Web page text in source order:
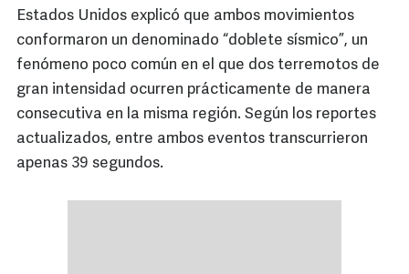
Estados Unidos explicó que ambos movimientos
conformaron un denominado “doblete sísmico”, un
fenómeno poco común en el que dos terremotos de
gran intensidad ocurren prácticamente de manera
consecutiva en la misma región. Según los reportes
actualizados, entre ambos eventos transcurrieron
apenas 39 segundos.